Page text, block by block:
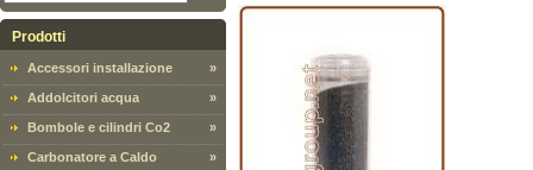
Prodotti
Accessori installazione »
Addolcitori acqua »
Bombole e cilindri Co2 »
Carbonatore a Caldo »